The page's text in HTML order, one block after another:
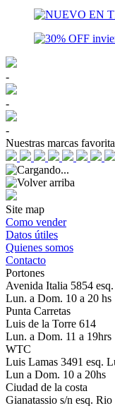
-
-
-
Nuestras marcas
Site map
Como vender
Datos útiles
Quienes somos
Contacto
Portones
Avenida Italia 5854
Lun. a Dom. 10 a 20 hs
Punta Carretas
Luis de la Torre 614
Lun. a Dom. 11 a 19hrs
WTC
Luis Lamas 3491 esq.
Lun a Dom. 10 a 20hs
Ciudad de la costa
Gianatassio s/n esq.